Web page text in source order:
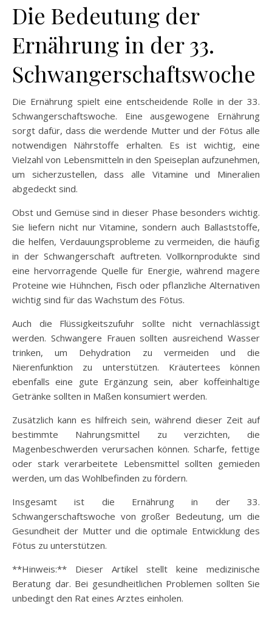
Die Bedeutung der
Ernährung in der 33.
Schwangerschaftswoche
Die Ernährung spielt eine entscheidende Rolle in der 33.
Schwangerschaftswoche. Eine ausgewogene Ernährung
sorgt dafür, dass die werdende Mutter und der Fötus alle
notwendigen Nährstoffe erhalten. Es ist wichtig, eine
Vielzahl von Lebensmitteln in den Speiseplan aufzunehmen,
um sicherzustellen, dass alle Vitamine und Mineralien
abgedeckt sind.
Obst und Gemüse sind in dieser Phase besonders wichtig.
Sie liefern nicht nur Vitamine, sondern auch Ballaststoffe,
die helfen, Verdauungsprobleme zu vermeiden, die häufig
in der Schwangerschaft auftreten. Vollkornprodukte sind
eine hervorragende Quelle für Energie, während magere
Proteine wie Hühnchen, Fisch oder pflanzliche Alternativen
wichtig sind für das Wachstum des Fötus.
Auch die Flüssigkeitszufuhr sollte nicht vernachlässigt
werden. Schwangere Frauen sollten ausreichend Wasser
trinken, um Dehydration zu vermeiden und die
Nierenfunktion zu unterstützen. Kräutertees können
ebenfalls eine gute Ergänzung sein, aber koffeinhaltige
Getränke sollten in Maßen konsumiert werden.
Zusätzlich kann es hilfreich sein, während dieser Zeit auf
bestimmte Nahrungsmittel zu verzichten, die
Magenbeschwerden verursachen können. Scharfe, fettige
oder stark verarbeitete Lebensmittel sollten gemieden
werden, um das Wohlbefinden zu fördern.
Insgesamt ist die Ernährung in der 33.
Schwangerschaftswoche von großer Bedeutung, um die
Gesundheit der Mutter und die optimale Entwicklung des
Fötus zu unterstützen.
**Hinweis:** Dieser Artikel stellt keine medizinische
Beratung dar. Bei gesundheitlichen Problemen sollten Sie
unbedingt den Rat eines Arztes einholen.